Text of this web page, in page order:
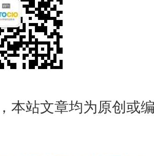
本站文章均为原创或